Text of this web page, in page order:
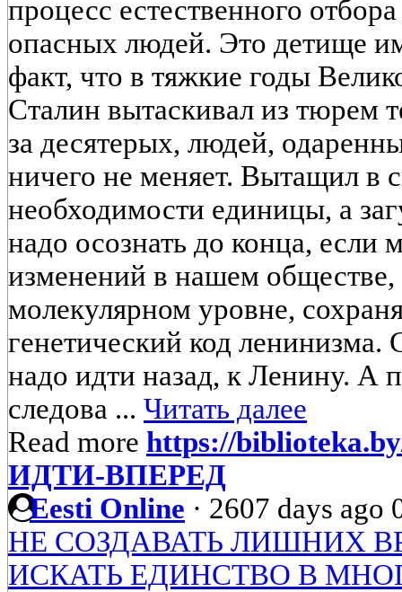
процесс естественного
опасных людей. Это детище
факт, что в тяжкие годы
Сталин вытаскивал из тюрем
за десятерых, людей,
ничего не меняет. Вытащил в
необходимости единицы, а
надо осознать до конца, если
изменений в нашем обществе,
молекулярном уровне,
генетический код
надо идти назад, к Ленину. А
следова ... Читать далее
Read more https://
ИДТИ-ВПЕРЕД
Eesti Online · 2607 days ago
НЕ СОЗДАВАТЬ ЛИШНИХ
ИСКАТЬ ЕДИНСТВО В